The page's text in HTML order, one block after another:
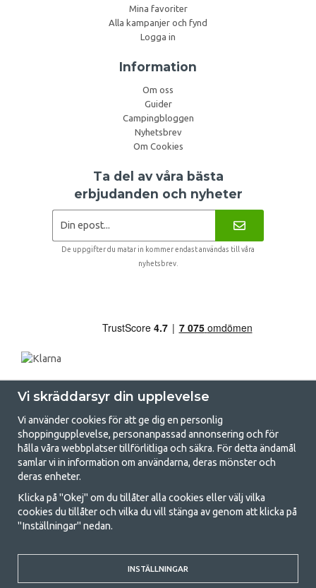
Mina favoriter
Alla kampanjer och fynd
Logga in
Information
Om oss
Guider
Campingbloggen
Nyhetsbrev
Om Cookies
Ta del av våra bästa
erbjudanden och nyheter
De uppgifter du matar in kommer endast användas till våra
nyhetsbrev.
GetCamping.se - Din butik för camping
och uteliv
Att campa kan antingen vara en livsstil eller ett sätt att samla familjen
för ett gemensamt äventyr. Oavsett vilken kategori du tillhör hittar du
med att campa så därför erbjuder vi riktigt bra priser på familjetält,
husvagnstält och all annan utrustning för camping och friluftsliv. Vårt
mål är att i varje priskategori erbjuda den bästa campingutrustningen
Vi skräddarsyr din upplevelse
Vi använder cookies för att ge dig en personlig
shoppingupplevelse, personanpassad annonsering och för
hålla våra webbplatser tillförlitliga och säkra. För detta ändamål
samlar vi in information om användarna, deras mönster och
deras enheter.
Klicka på "Okej" om du tillåter alla cookies eller välj vilka
cookies du tillåter och vilka du vill stänga av genom att klicka på
"Inställningar" nedan.
INSTÄLLNINGAR